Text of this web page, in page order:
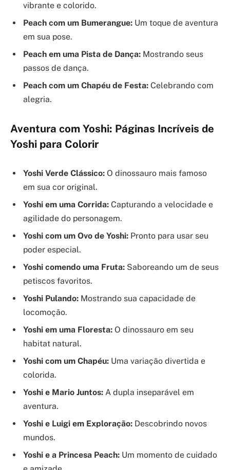
vibrante e colorido.
Peach com um Bumerangue: Um toque de aventura
em sua pose.
Peach em uma Pista de Dança: Mostrando seus
passos de dança.
Peach com um Chapéu de Festa: Celebrando com
alegria.
Aventura com Yoshi: Páginas Incríveis de
Yoshi para Colorir
Yoshi Verde Clássico: O dinossauro mais famoso
em sua cor original.
Yoshi em uma Corrida: Capturando a velocidade e
agilidade do personagem.
Yoshi com um Ovo de Yoshi: Pronto para usar seu
poder especial.
Yoshi comendo uma Fruta: Saboreando um de seus
petiscos favoritos.
Yoshi Pulando: Mostrando sua capacidade de
locomoção.
Yoshi em uma Floresta: O dinossauro em seu
habitat natural.
Yoshi com um Chapéu: Uma variação divertida e
colorida.
Yoshi e Mario Juntos: A dupla inseparável em
aventura.
Yoshi e Luigi em Exploração: Descobrindo novos
mundos.
Yoshi e a Princesa Peach: Um momento de cuidado